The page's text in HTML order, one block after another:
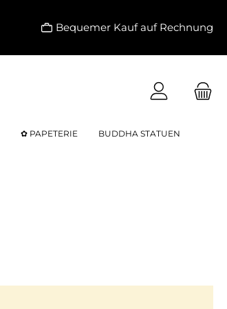
Bequemer Kauf auf Rechnung
✿ PAPETERIE BUDDHA STATUEN